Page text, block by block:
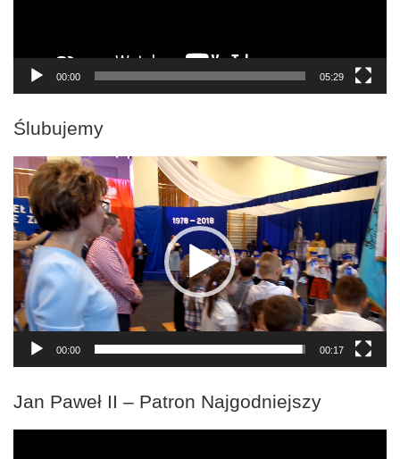
00:00 05:29
Ślubujemy
Odtwarzacz
video
00:00 00:17
Jan Paweł II – Patron Najgodniejszy